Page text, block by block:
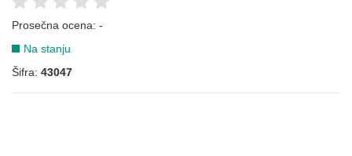
Prosečna ocena: -
Na stanju
Šifra: 43047